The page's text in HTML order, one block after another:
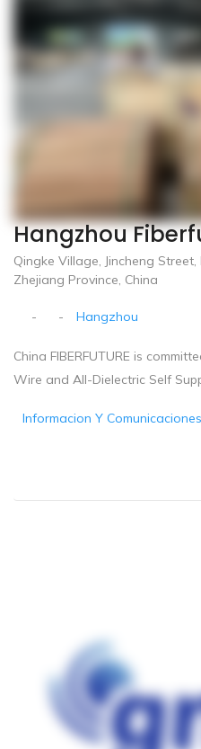
Hangzhou
Qingke Village, Jincheng
Zhejiang Province, China
- - Hangzhou
China FIBERFUTURE is
Wire and All-Dielectric Self
Informacion Y Comunicaciones